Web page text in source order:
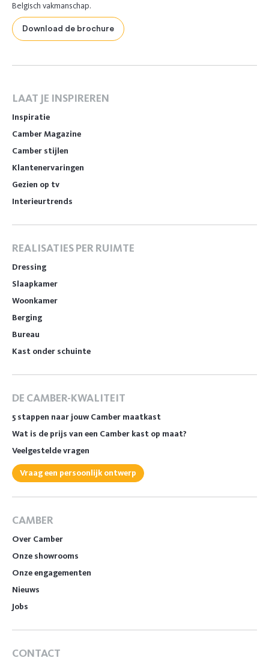
Belgisch vakmanschap.
Download de brochure
LAAT JE INSPIREREN
Inspiratie
Camber Magazine
Camber stijlen
Klantenervaringen
Gezien op tv
Interieurtrends
REALISATIES PER RUIMTE
Dressing
Slaapkamer
Woonkamer
Berging
Bureau
Kast onder schuinte
DE CAMBER-KWALITEIT
5 stappen naar jouw Camber maatkast
Wat is de prijs van een Camber kast op maat?
Veelgestelde vragen
Vraag een persoonlijk ontwerp
CAMBER
Over Camber
Onze showrooms
Onze engagementen
Nieuws
Jobs
CONTACT